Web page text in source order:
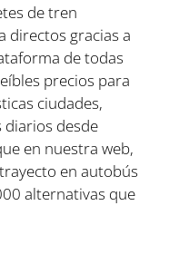
de tren
directos gracias a
de todas
precios para
ciudades,
diarios desde
en nuestra web,
en autobús
alternativas que